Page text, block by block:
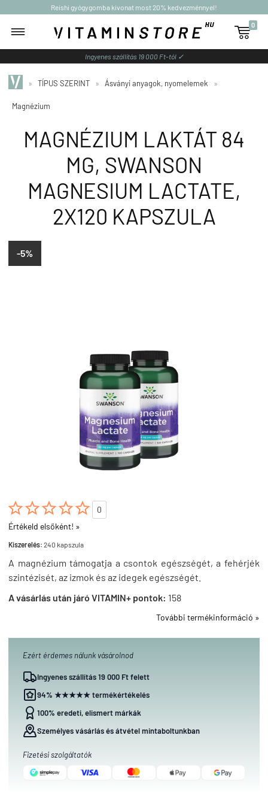
Reishi gyógygomba kivonat most 20% kedvezménnyel!

0
Ingyenes szállítás 19 000 Ft-tól ✓
» TÍPUS SZERINT » Ásványi anyagok, nyomelemek »
Magnézium
MAGNÉZIUM LAKTÁT 84
MG, SWANSON
MAGNESIUM LACTATE,
2X120 KAPSZULA
-5%

0
Értékeld elsőként! »
Kiszerelés: 240 kapszula
A magnézium támogatja a csontok egészségét, a fehérjék
szintézisét, az izmok és az idegek egészségét.
A vásárlás után járó VITAMIN+ pontok: 158
További termékinformáció »
Ezért érdemes nálunk vásárolnod
Ingyenes szállítás 19 000 Ft felett
94% ★★★★★ termékértékelés
100% eredeti, elismert márkák
Személyes vásárlás és átvétel mintaboltunkban
Fizetési szolgáltatók